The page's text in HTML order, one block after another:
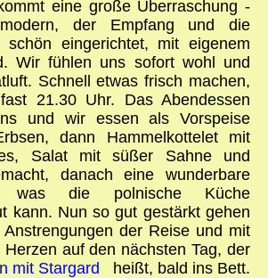
eine große Überraschung -
der Empfang und die
schön eingerichtet, mit eigenem
Wir fühlen uns sofort wohl und
Schnell etwas frisch machen,
21.30 Uhr. Das Abendessen
und wir essen als Vorspeise
dann Hammelkottelet mit
Salat mit süßer Sahne und
danach eine wunderbare
was die polnische Küche
kann. Nun so gut gestärkt gehen
der Reise und mit
Herzen auf den nächsten Tag, der
mit Stargard
heißt, bald ins Bett.